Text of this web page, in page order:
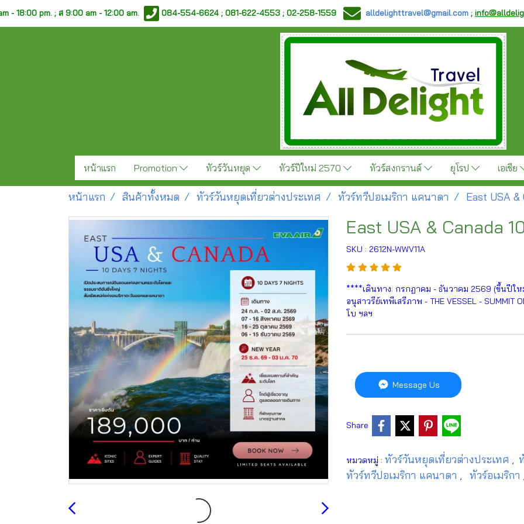
- 18:00 pm. ;ส 9:00 am - 12:00 am. 084-554-6624 ; 081-622-4553 ; 02-258-1559 alldelighttravel@gmail.com ;
หน้าแรก Promotion ทัวร์วันหยุด ทัวร์ปีใหม่ 2570 ทัวร์สงกรานต์ ยุโรป เอเชีย
หน้าแรก สินค้าทั้งหมด ทัวร์วันหยุดเที่ยวต่างประเทศ ทัวร์ทวีปอเมริกา แคนาดา East USA
East USA & Canada
SKU : 2612N-WWV11A
****เดินทาง: กรกฏาคม - ธันวาคม 2569 (ขึ้นปีใ
อนุสาวรีย์เทพีเสรีภาพ - THE VESSEL -
โบ ฯลฯ
Message Us
Share
หมวดหมู่ : ทัวร์วันหยุดเที่ยวต่างประเทศ
ทัวร์ทวีปอเมริกา แคนาดา
ทัวร์อเมริกา